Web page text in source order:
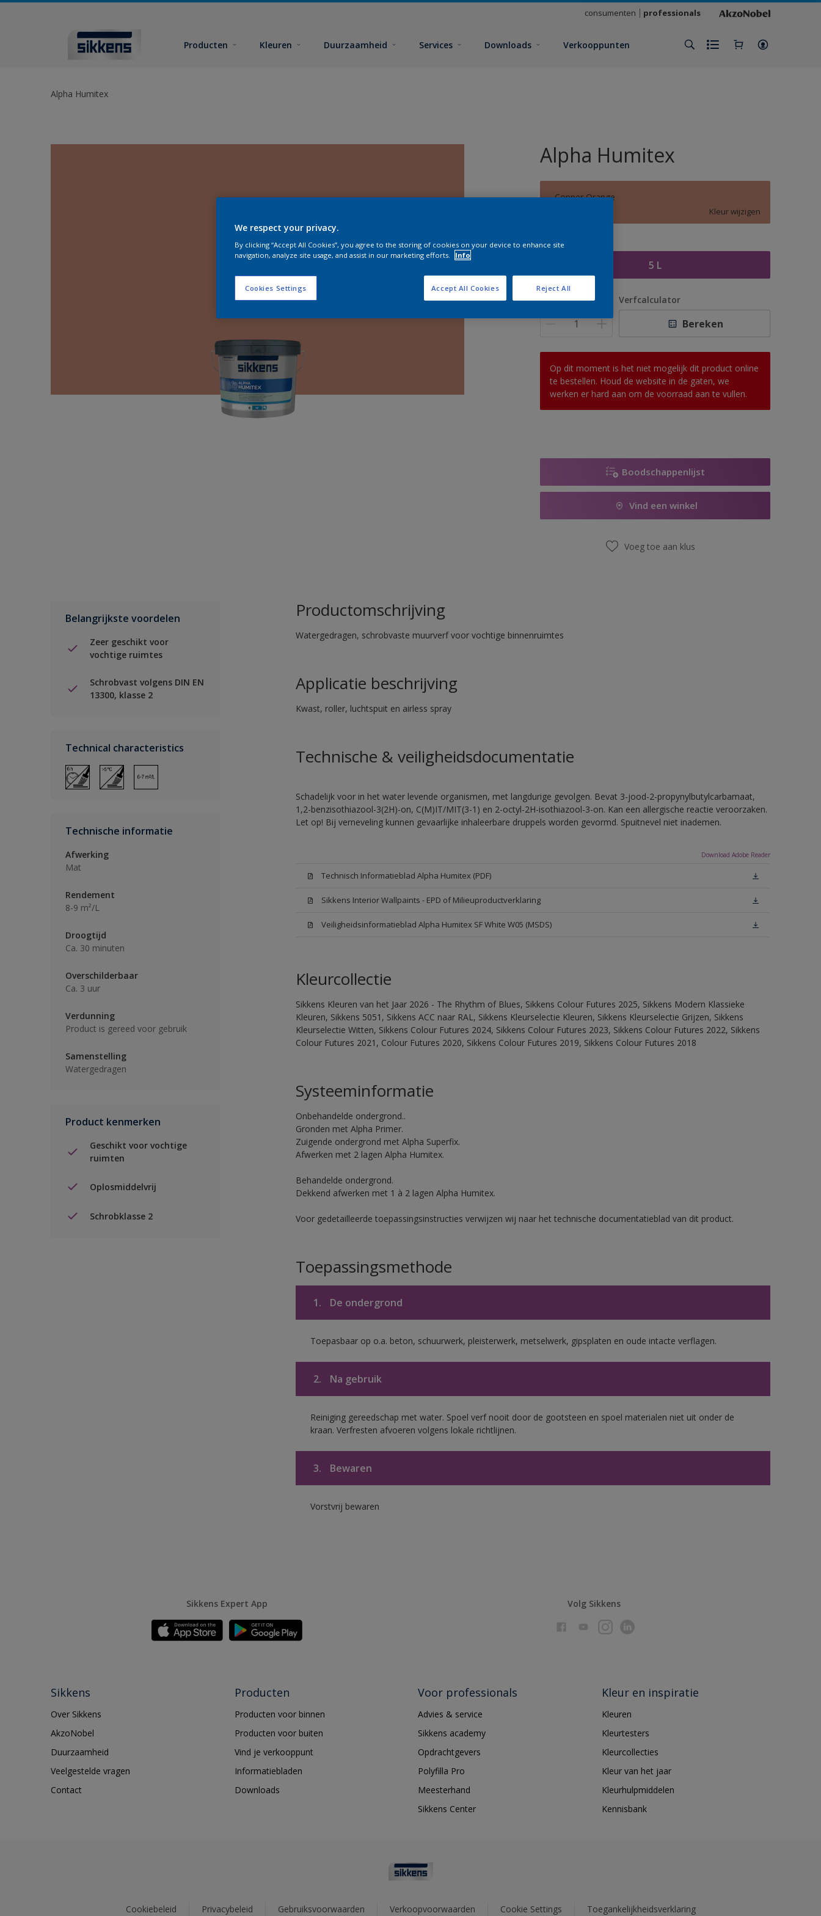
consumenten professionals
Producten Kleuren Duurzaamheid Services Downloads Verkooppunten
Alpha Humitex
Alpha Humitex
Copper Orange
Kleur wijzigen
Grootte
5 L
Aantal Verfcalculator
Bereken
Op dit moment is het niet mogelijk dit product online
te bestellen. Houd de website in de gaten, we
werken er hard aan om de voorraad aan te vullen.
Boodschappenlijst
Vind een winkel
Voeg toe aan klus
Belangrijkste voordelen
Zeer geschikt voor
vochtige ruimtes
Schrobvast volgens DIN EN
13300, klasse 2
Technical characteristics
Technische informatie
Afwerking
Mat
Rendement
8-9 m²/L
Droogtijd
Ca. 30 minuten
Overschilderbaar
Ca. 3 uur
Verdunning
Product is gereed voor gebruik
Samenstelling
Watergedragen
Product kenmerken
Geschikt voor vochtige
ruimten
Oplosmiddelvrij
Schrobklasse 2
Productomschrijving
Watergedragen, schrobvaste muurverf voor vochtige binnenruimtes
Applicatie beschrijving
Kwast, roller, luchtspuit en airless spray
Technische & veiligheidsdocumentatie
Schadelijk voor in het water levende organismen, met langdurige gevolgen. Bevat 3-jood-2-propynylbutylcarbamaat,
1,2-benzisothiazool-3(2H)-on, C(M)IT/MIT(3-1) en 2-octyl-2H-isothiazool-3-on. Kan een allergische reactie veroorzaken.
Let op! Bij verneveling kunnen gevaarlijke inhaleerbare druppels worden gevormd. Spuitnevel niet inademen.
Download Adobe Reader
Technisch Informatieblad Alpha Humitex (PDF)
Sikkens Interior Wallpaints - EPD of Milieuproductverklaring
Veiligheidsinformatieblad Alpha Humitex SF White W05 (MSDS)
Kleurcollectie
Sikkens Kleuren van het Jaar 2026 - The Rhythm of Blues, Sikkens Colour Futures 2025, Sikkens Modern Klassieke
Kleuren, Sikkens 5051, Sikkens ACC naar RAL, Sikkens Kleurselectie Kleuren, Sikkens Kleurselectie Grijzen, Sikkens
Kleurselectie Witten, Sikkens Colour Futures 2024, Sikkens Colour Futures 2023, Sikkens Colour Futures 2022, Sikkens
Colour Futures 2021, Colour Futures 2020, Sikkens Colour Futures 2019, Sikkens Colour Futures 2018
Systeeminformatie
Onbehandelde ondergrond..
Gronden met Alpha Primer.
Zuigende ondergrond met Alpha Superfix.
Afwerken met 2 lagen Alpha Humitex.
Behandelde ondergrond.
Dekkend afwerken met 1 à 2 lagen Alpha Humitex.
Voor gedetailleerde toepassingsinstructies verwijzen wij naar het technische documentatieblad van dit product.
Toepassingsmethode
1. De ondergrond
Toepasbaar op o.a. beton, schuurwerk, pleisterwerk, metselwerk, gipsplaten en oude intacte verflagen.
2. Na gebruik
Reiniging gereedschap met water. Spoel verf nooit door de gootsteen en spoel materialen niet uit onder de
kraan. Verfresten afvoeren volgens lokale richtlijnen.
3. Bewaren
Vorstvrij bewaren
Sikkens Expert App Volg Sikkens
Sikkens
Over Sikkens
AkzoNobel
Duurzaamheid
Veelgestelde vragen
Contact
Producten
Producten voor binnen
Producten voor buiten
Vind je verkooppunt
Informatiebladen
Downloads
Voor professionals
Advies & service
Sikkens academy
Opdrachtgevers
Polyfilla Pro
Meesterhand
Sikkens Center
Kleur en inspiratie
Kleuren
Kleurtesters
Kleurcollecties
Kleur van het jaar
Kleurhulpmiddelen
Kennisbank
Cookiebeleid Privacybeleid Gebruiksvoorwaarden Verkoopvoorwaarden Cookie Settings Toegankelijkheidsverklaring
We respect your privacy.
By clicking “Accept All Cookies”, you agree to the storing of cookies on your device to enhance site
navigation, analyze site usage, and assist in our marketing efforts.
Info
Cookies Settings Reject All
Accept All Cookies